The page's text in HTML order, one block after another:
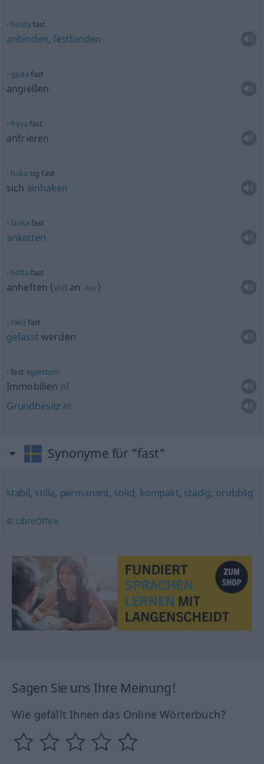
binda fast
anbinden, festbinden
gjuta fast
angießen
frysa fast
anfrieren
haka sig fast
sich einhaken
länka fast
anketten
häfta fast
anheften (vid an AKK )
råka fast
gefasst werden
fast egendom
Immobilien pl
Grundbesitz m
Synonyme für "fast"
stabil, stilla, permanent, solid, kompakt, stadig, orubblig
© LibreOffice
Sagen Sie uns Ihre Meinung!
Wie gefällt Ihnen das Online Wörterbuch?